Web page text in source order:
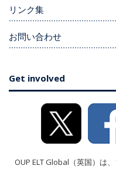
リンク集
お問い合わせ
Get involved
OUP ELT Global（英国）は